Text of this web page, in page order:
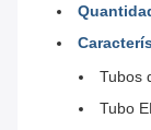
Tubos
Tubo